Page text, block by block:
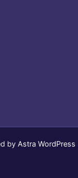
by Astra WordPress